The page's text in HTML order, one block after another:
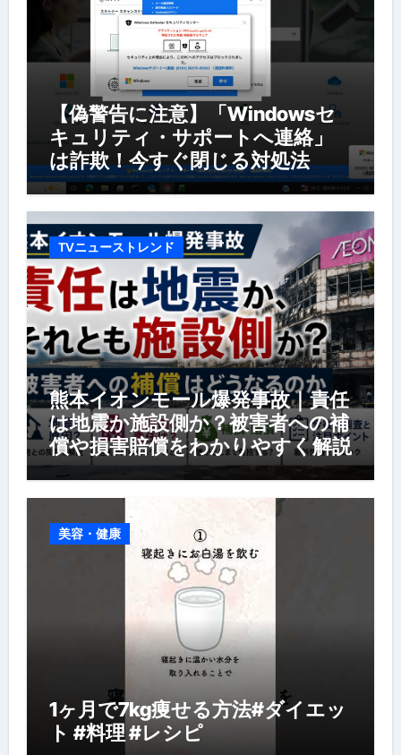
【偽警告に注意】「Windowsセ
キュリティ・サポートへ連絡」
は詐欺！今すぐ閉じる対処法
TVニューストレンド
熊本イオンモール爆発事故｜責任
は地震か施設側か？被害者への補
償や損害賠償をわかりやすく解説
美容・健康
1ヶ月で7kg痩せる方法#ダイエッ
ト #料理 #レシピ